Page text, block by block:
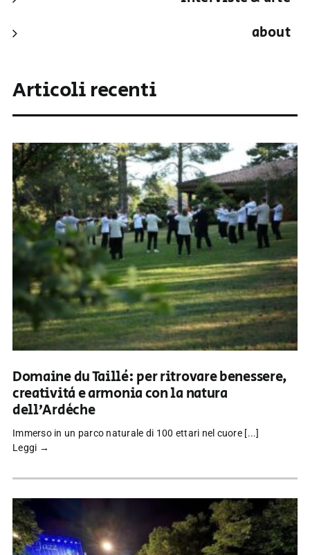
about
Articoli recenti
Domaine du Taillé: per ritrovare benessere,
creatività e armonia con la natura
dell’Ardèche
Immerso in un parco naturale di 100 ettari nel cuore [...]
Leggi →